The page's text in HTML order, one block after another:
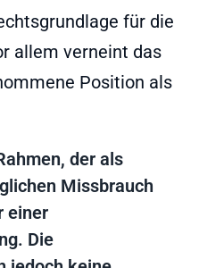
für die
allem verneint das
Position als
der als
Missbrauch
einer
Die